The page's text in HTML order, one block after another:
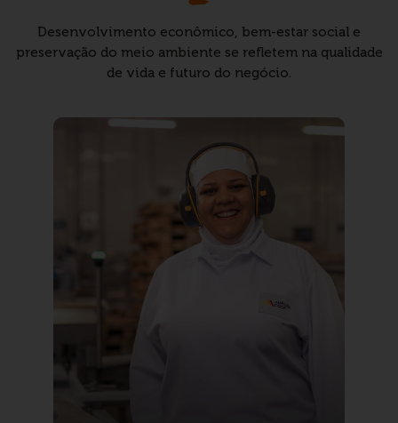
Desenvolvimento econômico, bem-estar social e
preservação do meio ambiente se refletem na qualidade
de vida e futuro do negócio.